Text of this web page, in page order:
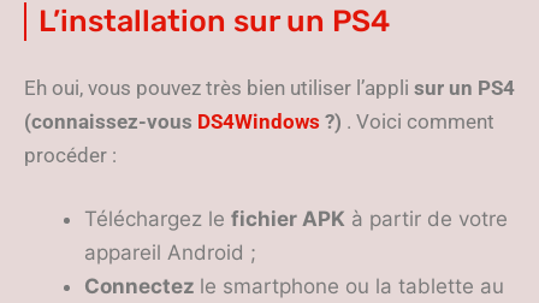
L’installation sur un PS4
Eh oui, vous pouvez très bien utiliser l’appli sur un PS4
(connaissez-vous DS4Windows ?) . Voici comment
procéder :
Téléchargez le fichier APK à partir de votre
appareil Android ;
Connectez le smartphone ou la tablette au